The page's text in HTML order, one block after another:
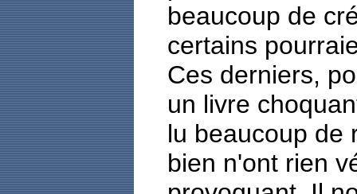
beaucoup de
certains
Ces derniers,
un livre
lu beaucoup de
bien n'ont rien